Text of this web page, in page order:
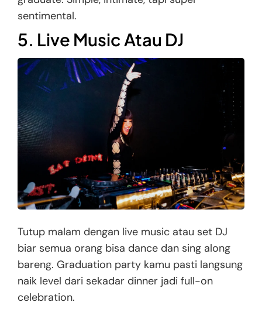
sentimental.
5. Live Music Atau DJ
Tutup malam dengan live music atau set DJ
biar semua orang bisa dance dan sing along
bareng. Graduation party kamu pasti langsung
naik level dari sekadar dinner jadi full-on
celebration.